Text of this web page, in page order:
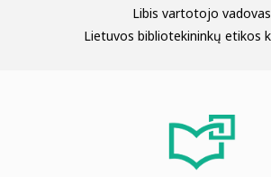
Libis vartotojo vadovas
Lietuvos bibliotekininkų etikos